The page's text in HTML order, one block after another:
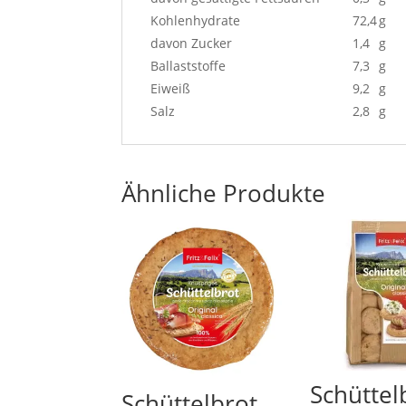
Kohlenhydrate
72,4g
davon Zucker
1,4 g
Ballaststoffe
7,3
g
Eiweiß
9,2 g
Salz
2,8 g
Ähnliche Produkte